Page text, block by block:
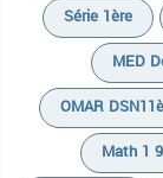
Série 1ère
MED
OMAR
Math 1 9